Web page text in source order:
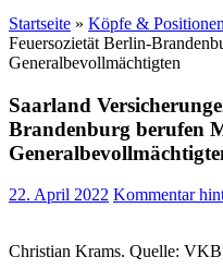
Startseite » Köpfe & Positionen
Feuersozietät Berlin-
Generalbevollmächtigten
Saarland
Brandenburg berufen
22. April 2022 Kommentar
Christian Krams. Quelle: VKB